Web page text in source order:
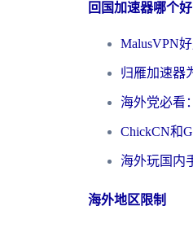
回国加速器哪个好
海外地区限制